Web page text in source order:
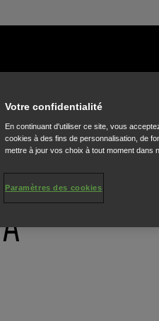
Votre confidentialité
En continuant d'utiliser ce site, vous
cookies à des fins de personnalisation, de
mettre à jour vos choix à tout moment dans
Paramètres des cookies